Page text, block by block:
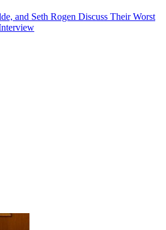
and Seth Rogen Discuss Their Worst